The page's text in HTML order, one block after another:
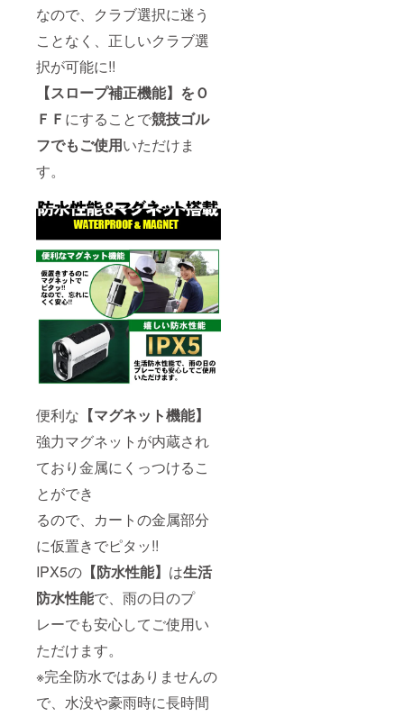
なので、クラブ選択に迷う
ことなく、正しいクラブ選
択が可能に!!
【スロープ補正機能】 をＯ
ＦＦ にすることで競技ゴル
フでもご使用いただけま
す。
便利な 【マグネット機能】
強力マグネットが内蔵され
ており金属にくっつけるこ
とができ
るので、カートの金属部分
に仮置きでピタッ!!
IPX5の 【防水性能】 は生活
防水性能で、雨の日のプ
レーでも安心してご使用い
ただけます。
※完全防水ではありませんの
で、水没や豪雨時に長時間